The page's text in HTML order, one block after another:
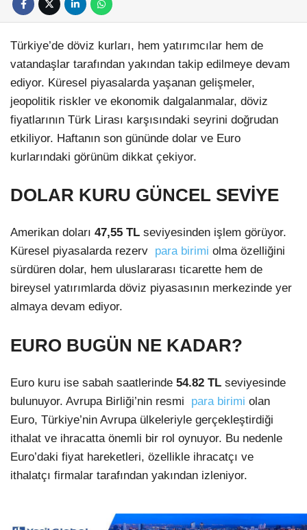
Türkiye’de döviz kurları, hem yatırımcılar hem de
vatandaşlar tarafından yakından takip edilmeye devam
ediyor. Küresel piyasalarda yaşanan gelişmeler,
jeopolitik riskler ve ekonomik dalgalanmalar, döviz
fiyatlarının Türk Lirası karşısındaki seyrini doğrudan
etkiliyor. Haftanın son gününde dolar ve Euro
kurlarındaki görünüm dikkat çekiyor.
DOLAR KURU GÜNCEL SEVİYE
Amerikan doları 47,55 TL seviyesinden işlem görüyor.
Küresel piyasalarda rezerv para birimi olma özelliğini
sürdüren dolar, hem uluslararası ticarette hem de
bireysel yatırımlarda döviz piyasasının merkezinde yer
almaya devam ediyor.
EURO BUGÜN NE KADAR?
Euro kuru ise sabah saatlerinde 54.82 TL seviyesinde
bulunuyor. Avrupa Birliği’nin resmi
para birimi olan
Euro, Türkiye’nin Avrupa ülkeleriyle gerçekleştirdiği
ithalat ve ihracatta önemli bir rol oynuyor. Bu nedenle
Euro’daki fiyat hareketleri, özellikle ihracatçı ve
ithalatçı firmalar tarafından yakından izleniyor.